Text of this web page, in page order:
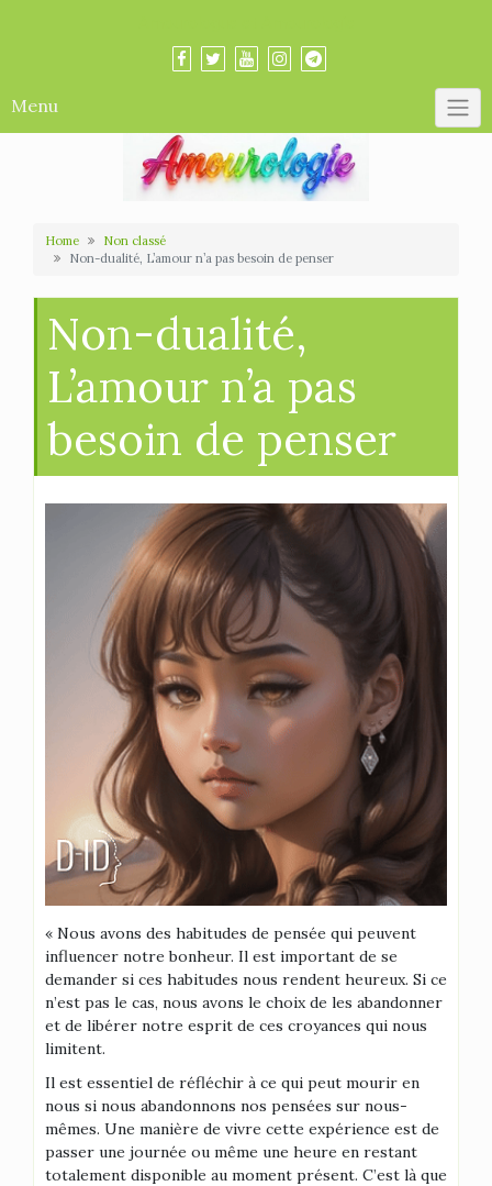
Menu
Home
Non classé
Non-dualité, L’amour n’a pas besoin de penser
Non-dualité,
L’amour n’a pas
besoin de penser
« Nous avons des habitudes de pensée qui peuvent
influencer notre bonheur. Il est important de se
demander si ces habitudes nous rendent heureux. Si ce
n’est pas le cas, nous avons le choix de les abandonner
et de libérer notre esprit de ces croyances qui nous
limitent.
Il est essentiel de réfléchir à ce qui peut mourir en
nous si nous abandonnons nos pensées sur nous-
mêmes. Une manière de vivre cette expérience est de
passer une journée ou même une heure en restant
totalement disponible au moment présent. C’est là que